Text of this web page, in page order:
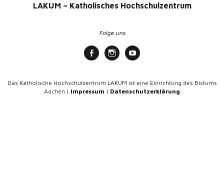
LAKUM – Katholisches Hochschulzentrum
Folge uns
Das Katholische Hochschulzentrum LAKUM ist eine Einrichtung des Bistums
Aachen | Impressum | Datenschutzerklärung